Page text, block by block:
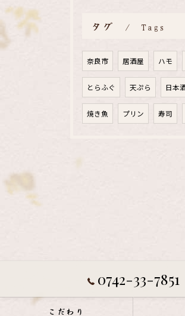
タグ Tags
奈良市 居酒屋 ハモ
とらふぐ 天ぷら 日本
焼き魚 プリン 寿司
0742-33-7851
こだわり